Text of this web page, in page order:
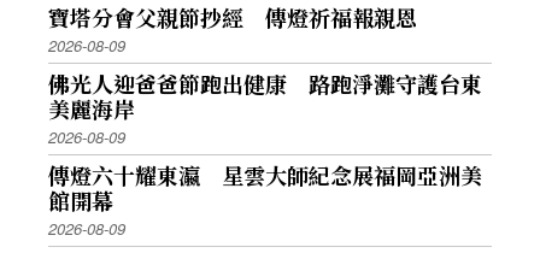
寶塔分會父親節抄經 傳燈祈福報親恩
2026-08-09
佛光人迎爸爸節跑出健康 路跑淨灘守護台東
美麗海岸
2026-08-09
傳燈六十耀東瀛 星雲大師紀念展福岡亞洲美
館開幕
2026-08-09